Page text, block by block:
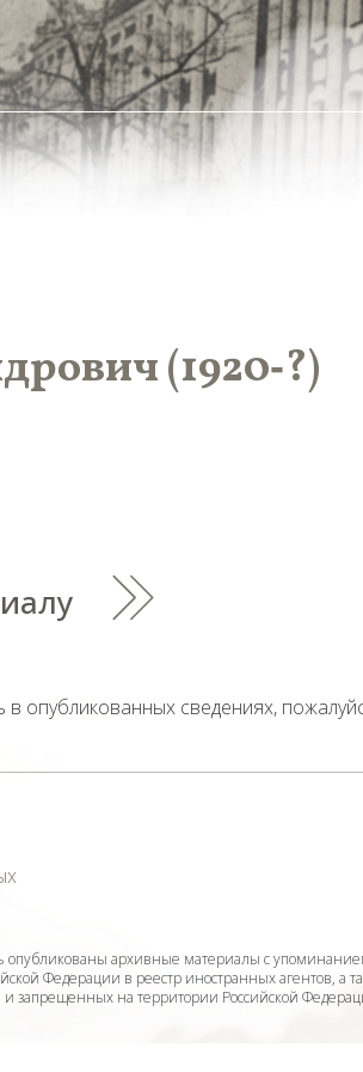
(1920‑?)
опубликованы архивные материалы с
Федерации в реестр иностранных агентов, а
и запрещенных на территории Российской
опубликованных сведениях,